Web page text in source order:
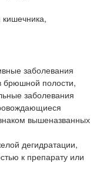
заболевания
брюшной полости,
заболевания
вышеназванных
дегидратации,
к препарату или